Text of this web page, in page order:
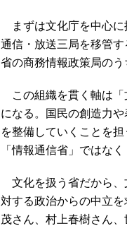
まずは文化庁を中心に
通信・放送三局を移管
省の商務情報政策局のう
この組織を貫く軸は「
になる。国民の創造力
を整備していくことを
「情報通信省」ではな
文化を扱う省だから、
対する政治からの中立
茂さん、村上春樹さん